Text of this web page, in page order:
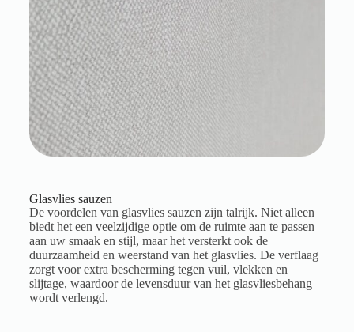
Glasvlies sauzen
De voordelen van glasvlies sauzen zijn talrijk. Niet alleen
biedt het een veelzijdige optie om de ruimte aan te passen
aan uw smaak en stijl, maar het versterkt ook de
duurzaamheid en weerstand van het glasvlies. De verflaag
zorgt voor extra bescherming tegen vuil, vlekken en
slijtage, waardoor de levensduur van het glasvliesbehang
wordt verlengd.